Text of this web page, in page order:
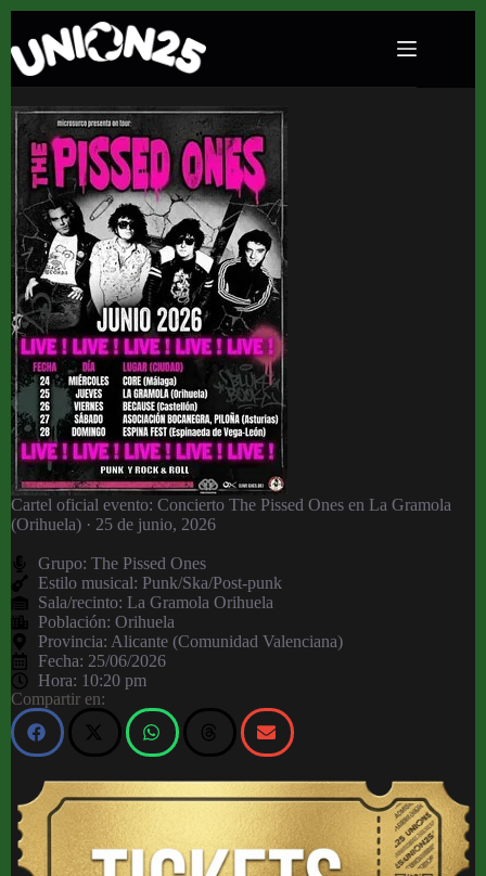
Concierto The Pissed Ones en La Gramola
(Orihuela) · 25 de junio, 2026
Cartel oficial evento: Concierto The Pissed Ones en La Gramola
(Orihuela) · 25 de junio, 2026
Grupo: The Pissed Ones
Estilo musical: Punk/Ska/Post-punk
Sala/recinto: La Gramola Orihuela
Población: Orihuela
Provincia: Alicante (Comunidad Valenciana)
Fecha: 25/06/2026
Hora: 10:20 pm
Compartir en: